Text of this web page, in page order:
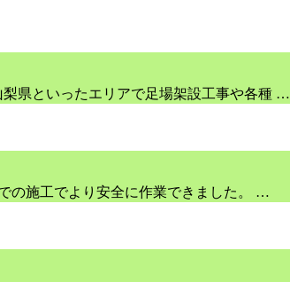
県といったエリアで足場架設工事や各種 …
の施工でより安全に作業できました。 …